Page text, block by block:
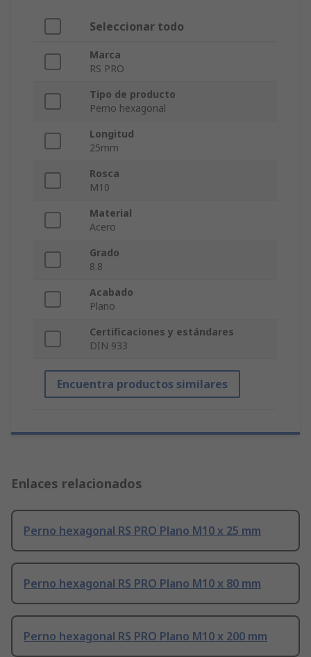
Seleccionar todo
Marca
RS PRO
Tipo de producto
Perno hexagonal
Longitud
25mm
Rosca
M10
Material
Acero
Grado
8.8
Acabado
Plano
Certificaciones y estándares
DIN 933
Encuentra productos similares
Enlaces relacionados
Perno hexagonal RS PRO Plano M10 x 25 mm
Perno hexagonal RS PRO Plano M10 x 80 mm
Perno hexagonal RS PRO Plano M10 x 200 mm